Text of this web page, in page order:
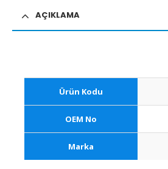
AÇIKLAMA
Ürün Kodu
OEM No
Marka